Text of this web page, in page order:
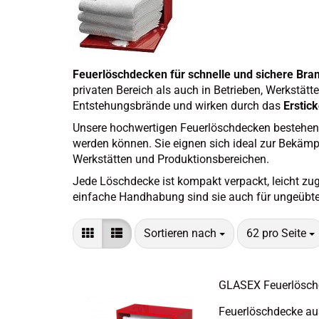
Feuerlöschdecken für schnelle und sichere
privaten Bereich als auch in Betrieben,
Entstehungsbrände und wirken durch das
Unsere hochwertigen Feuerlöschdecken
werden können. Sie eignen sich ideal zur
Werkstätten und Produktionsbereichen.
Jede Löschdecke ist kompakt verpackt, leicht
einfache Handhabung sind sie auch für
Sortieren nach
Sortieren nach 62 pro Seite
pro Seite
GLA­SEX
Feu­er­lösch­de­cke